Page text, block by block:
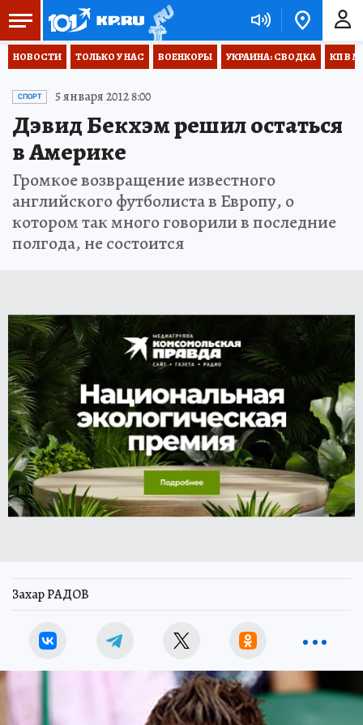
НОВОСТИ ТОЛЬКО У НАС ВОЕНКОРЫ УКРАИНА: СВОДКА КП В
СПОРТ 5 января 2012 8:00
Дэвид Бекхэм решил остаться
в Америке
Громкое возвращение известного
английского футболиста в Европу, о
котором так много говорили в последние
полгода, не состоится
Захар РАДОВ